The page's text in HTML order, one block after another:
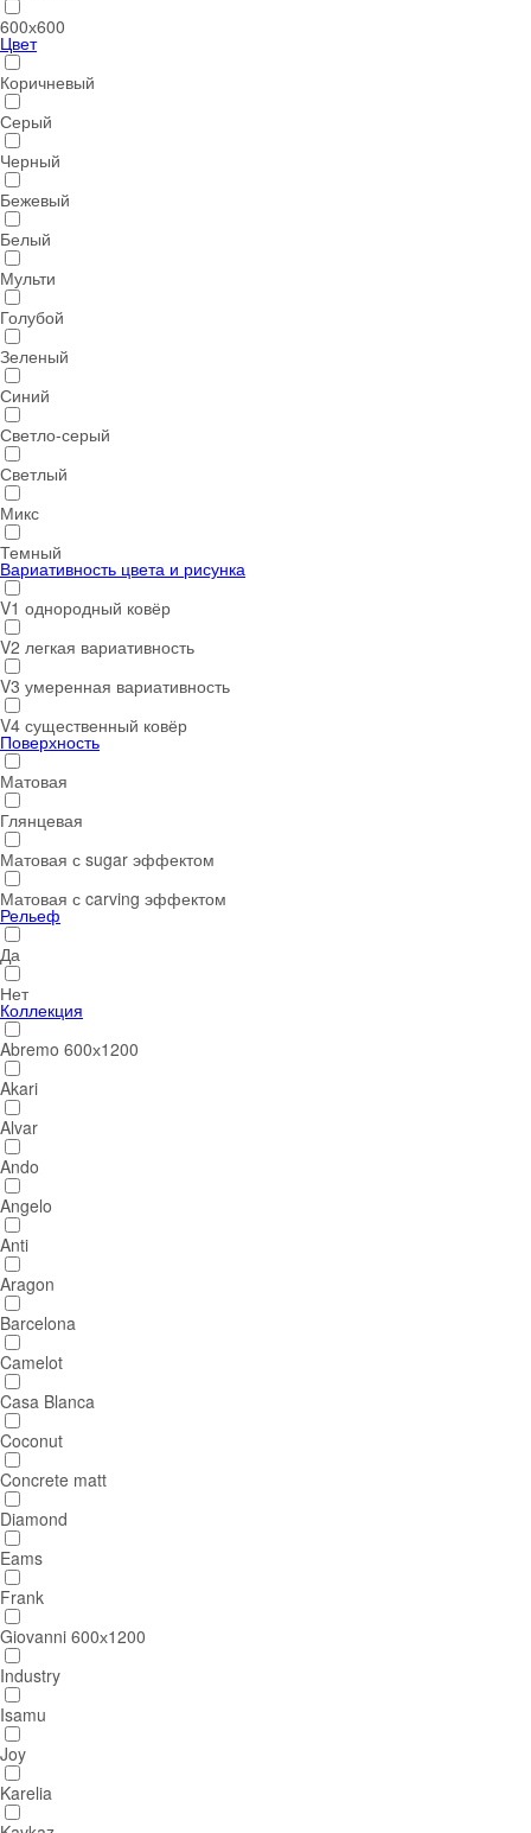
600х600
Цвет
Коричневый
Серый
Черный
Бежевый
Белый
Мульти
Голубой
Зеленый
Синий
Светло-серый
Светлый
Микс
Темный
Вариативность цвета и рисунка
V1 однородный ковёр
V2 легкая вариативность
V3 умеренная вариативность
V4 существенный ковёр
Поверхность
Матовая
Глянцевая
Матовая с sugar эффектом
Матовая с carving эффектом
Рельеф
Да
Нет
Коллекция
Abremo 600х1200
Akari
Alvar
Ando
Angelo
Anti
Aragon
Barcelona
Camelot
Casa Blanca
Coconut
Concrete matt
Diamond
Eams
Frank
Giovanni 600х1200
Industry
Isamu
Joy
Karelia